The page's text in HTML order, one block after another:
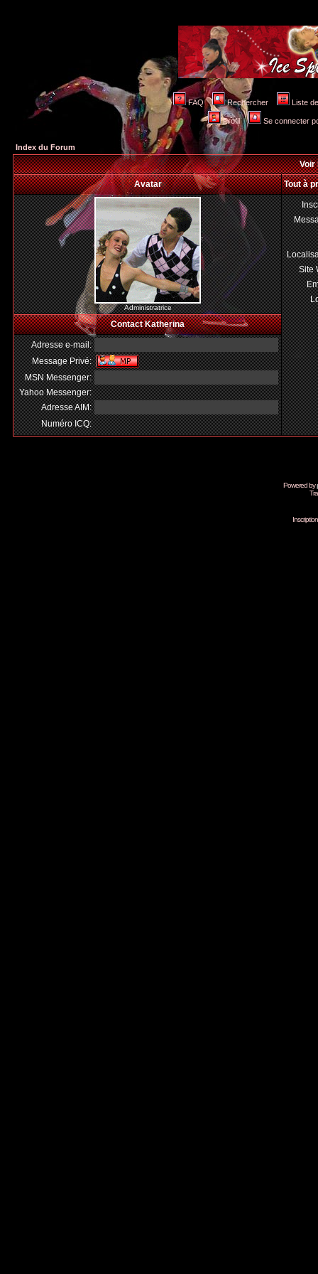
FAQ Rechercher Liste
Profil Se connecter
Index du Forum
Voir
Avatar
Tout à
Administratrice
Site
Contact Katherina
Adresse e-mail:
Message Privé:
MSN Messenger:
Yahoo Messenger:
Adresse AIM:
Numéro ICQ:
Powered by